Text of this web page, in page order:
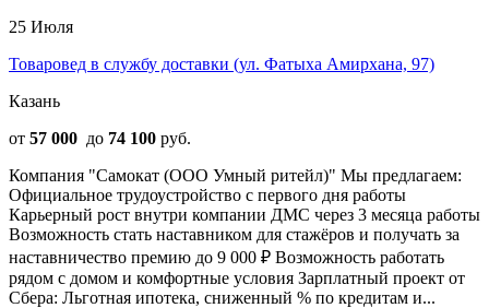
25 Июля
Товаровед в службу доставки (ул. Фатыха Амирхана, 97)
Казань
от 57 000 до 74 100 руб.
Компания "Самокат (ООО Умный ритейл)" Мы предлагаем:
Официальное трудоустройство с первого дня работы
Карьерный рост внутри компании ДМС через 3 месяца работы
Возможность стать наставником для стажёров и получать за
наставничество премию до 9 000 ₽ Возможность работать
рядом с домом и комфортные условия Зарплатный проект от
Сбера: Льготная ипотека, сниженный % по кредитам и...